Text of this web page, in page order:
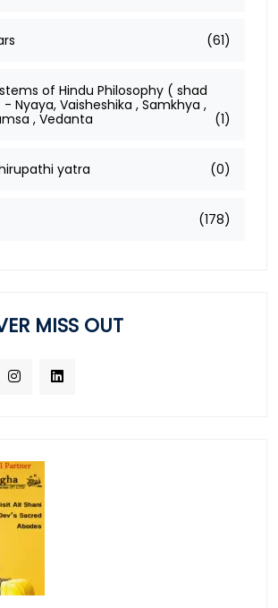
(61)
of Hindu Philosophy ( shad
Nyaya, Vaisheshika , Samkhya ,
, Vedanta
(1)
yatra (0)
(178)
MISS OUT